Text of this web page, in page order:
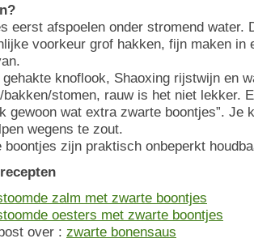
eerst afspoelen onder stromend water.
voorkeur grof hakken, fijn maken in
knoflook, Shaoxing rijstwijn en
stomen, rauw is het niet lekker.
gewoon wat extra zwarte boontjes”. Je
wegens te zout.
boontjes zijn praktisch onbeperkt
zalm met zwarte boontjes
oesters met zwarte boontjes
over : zwarte bonensaus